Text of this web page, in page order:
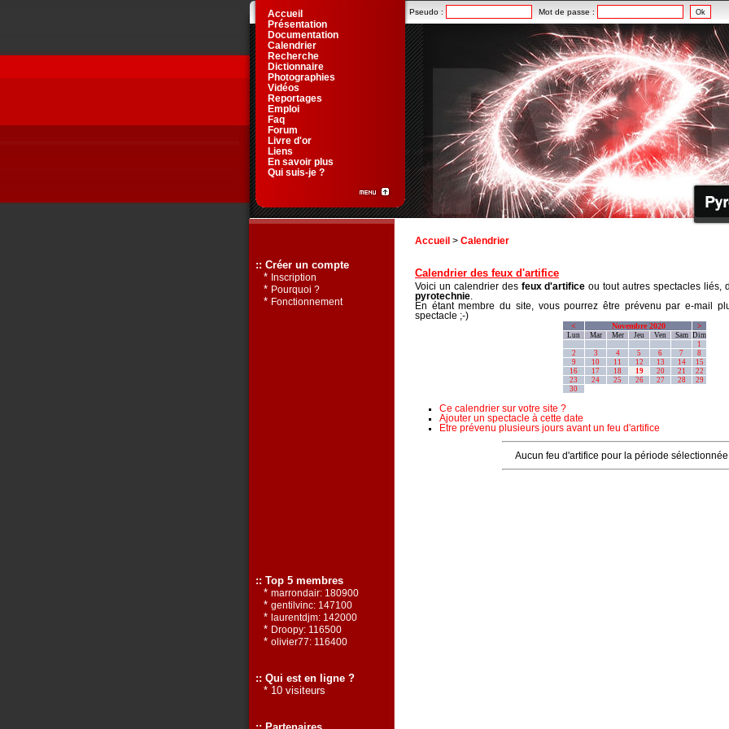
Accueil > Calendrier
Calendrier des feux d'artifice
Voici un calendrier des feux d'artifice ou tout autres spectacles liés,
pyrotechnie
En étant membre du site, vous pourrez être prévenu par e-mail
spectacle ;-)
< Novembre 2020 >
Lun Mar Mer Jeu Ven Sam Dim
1
2
3 4 5 6 7
8
9
10 11 12 13 14
15
16
17 18 19 20 21
22
23
24 25 26 27 28
29
30
Ce calendrier sur votre site ?
Ajouter un spectacle à cette date
Etre prévenu plusieurs jours avant un feu d'artifice
Aucun feu d'artifice pour la période
Pseudo : Mot de passe :
Accueil
Présentation
Documentation
Calendrier
Recherche
Dictionnaire
Photographies
Vidéos
Reportages
Emploi
Faq
Forum
Livre d'or
Liens
En savoir plus
Qui suis-je ?
:: Créer un compte
* Inscription
* Pourquoi ?
* Fonctionnement
:: Top 5 membres
* marrondair: 180900
* gentilvinc: 147100
* laurentdjm: 142000
* Droopy: 116500
* olivier77: 116400
:: Qui est en ligne ?
* 10 visiteurs